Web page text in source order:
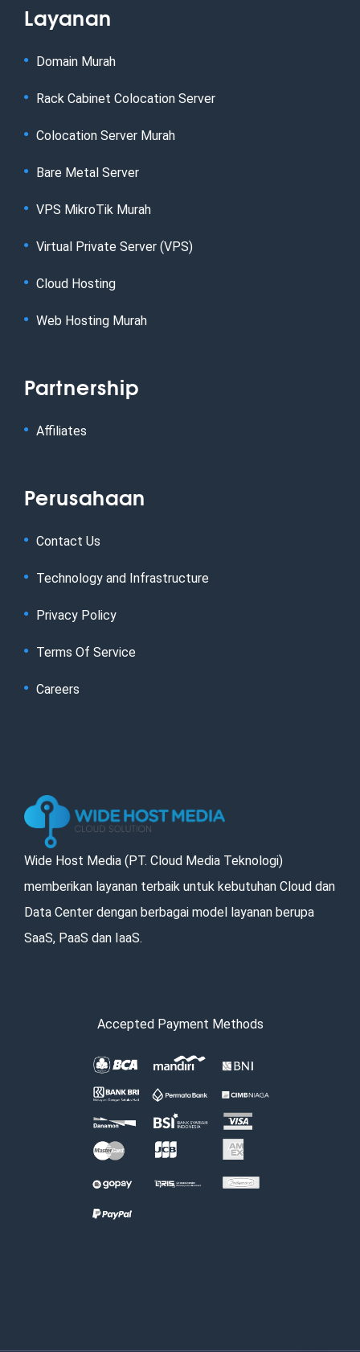
Layanan
Domain Murah
Rack Cabinet Colocation Server
Colocation Server Murah
Bare Metal Server
VPS MikroTik Murah
Virtual Private Server (VPS)
Cloud Hosting
Web Hosting Murah
Partnership
Affiliates
Perusahaan
Contact Us
Technology and Infrastructure
Privacy Policy
Terms Of Service
Careers
Wide Host Media (PT. Cloud Media Teknologi)
memberikan layanan terbaik untuk kebutuhan Cloud dan
Data Center dengan berbagai model layanan berupa
SaaS, PaaS dan IaaS.
Accepted Payment Methods